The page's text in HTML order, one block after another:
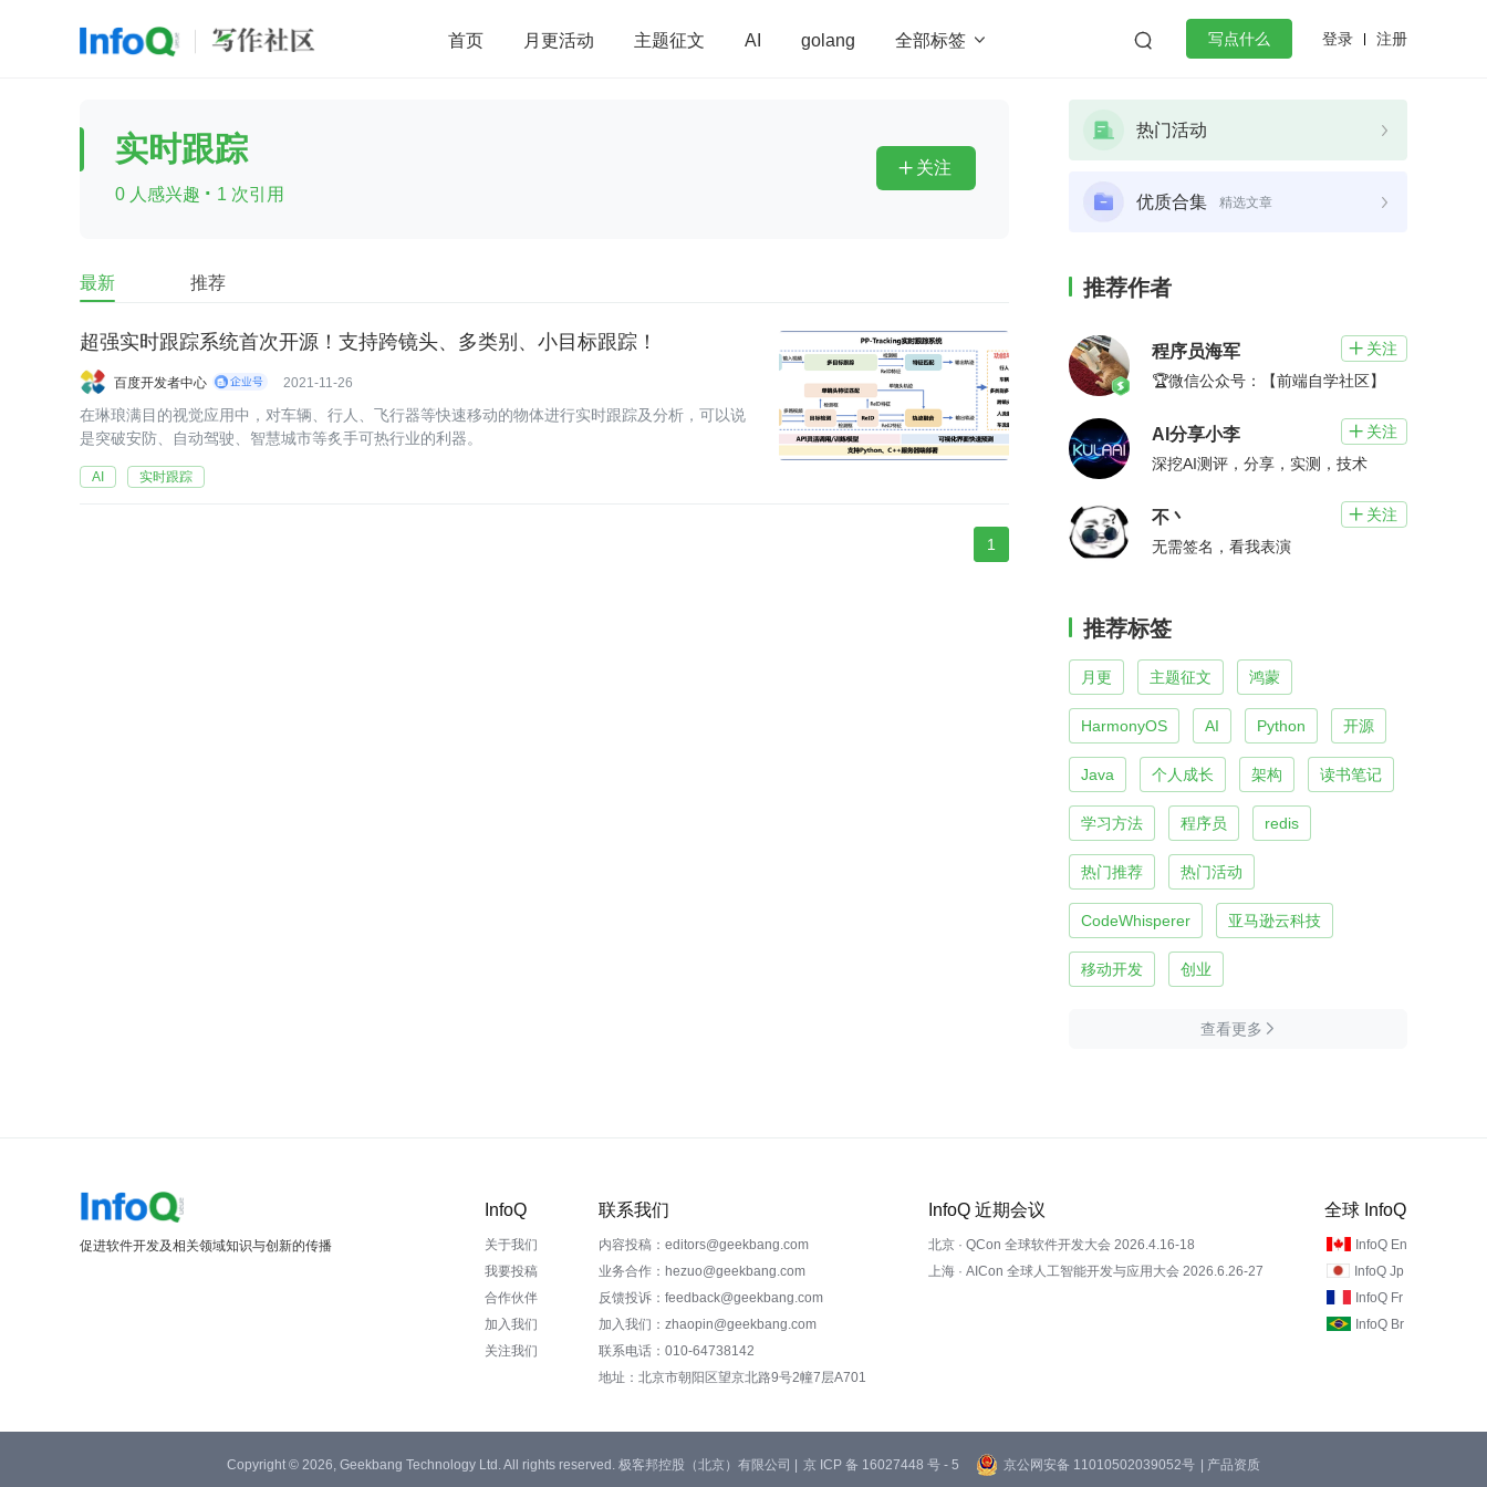
首页 月更活动 主题征文 AI golang 全部标签   写点什么 登录 注册
前端 AI redis
查看更多
实时跟踪
0 人感兴趣 · 1 次引用
 关注
最新 推荐
超强实时跟踪系统首次开源！支持跨镜头、多类别、小目标跟踪！
百度开发者中心 2021-11-26
在琳琅满目的视觉应用中，对车辆、行人、飞行器等快速移动的物体进行实时跟踪及分析，可以说
是突破安防、自动驾驶、智慧城市等炙手可热行业的利器。
AI 实时跟踪
1
热门活动
优质合集 精选文章
推荐作者
程序员海军  关注
🏆微信公众号：【前端自学社区】
AI分享小李  关注
深挖AI测评，分享，实测，技术
不丶  关注
无需签名，看我表演
推荐标签
月更 主题征文 鸿蒙
HarmonyOS AI Python 开源
Java 个人成长 架构 读书笔记
学习方法 程序员 redis
热门推荐 热门活动
CodeWhisperer 亚马逊云科技
移动开发 创业
查看更多 
促进软件开发及相关领域知识与创新的传播
InfoQ
关于我们
我要投稿
合作伙伴
加入我们
关注我们
联系我们
内容投稿：editors@geekbang.com
业务合作：hezuo@geekbang.com
反馈投诉：feedback@geekbang.com
加入我们：zhaopin@geekbang.com
联系电话：010-64738142
地址：北京市朝阳区望京北路9号2幢7层A701
InfoQ 近期会议
北京 · QCon 全球软件开发大会 2026.4.16-18
上海 · AICon 全球人工智能开发与应用大会 2026.6.26-27
全球 InfoQ
InfoQ En
InfoQ Jp
InfoQ Fr
InfoQ Br
Copyright © 2026, Geekbang Technology Ltd. All rights reserved. 极客邦控股（北京）有限公司 | 京 ICP 备 16027448 号 - 5 京公网安备 11010502039052号 | 产品资质